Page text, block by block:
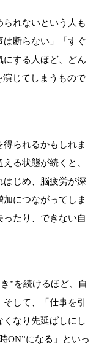
られないという人も
は断らない」「すぐ
する人ほど、どん
演じてしまうもので
られるかもしれま
る状態が続くと、
はじめ、脳疲労が深
につながってしま
たり、できない自
”を続けるほど、自
して、「仕事を引
なり先延ばしにし
ON”になる」といっ